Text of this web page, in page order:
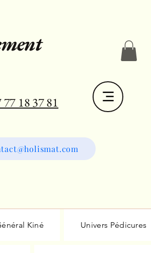
18 37 81
Kiné Univers Pédicures